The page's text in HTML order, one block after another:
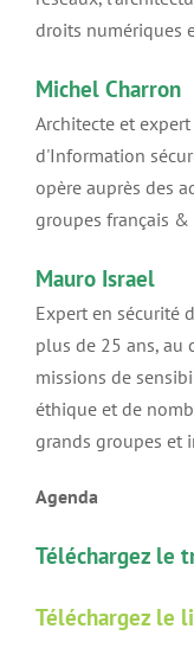
droits numériques
Michel Charron
Architecte et
d'Information
opère auprès des
groupes français
Mauro Israel
Expert en sécurité
plus de 25 ans, au
missions de
éthique et de
grands groupes et
Agenda
Téléchargez le
Téléchargez le